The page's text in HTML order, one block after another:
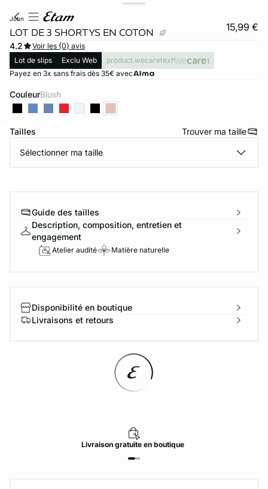
john
LOT DE 3 SHORTYS EN COTON 15,99 €
4.2
Voir les {0} avis
Lot de slips
Exclu Web
product.wecaretext
Payez en 3x sans frais dès 35€ avec
Couleur blush
Tailles Trouver ma taille
Sélectionner ma taille
Guide des tailles
Description, composition, entretien et
engagement
Atelier audité Matière naturelle
Disponibilité en boutique
Livraisons et retours
Livraisongratuiteen boutique